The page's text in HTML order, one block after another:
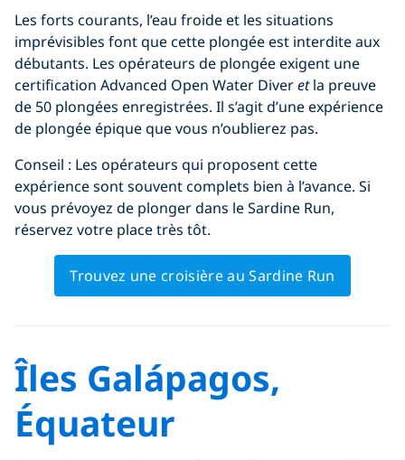
Les forts courants, l’eau froide et les situations
imprévisibles font que cette plongée est interdite aux
débutants. Les opérateurs de plongée exigent une
certification Advanced Open Water Diveretla preuve
de 50 plongées enregistrées. Il s’agit d’une expérience
de plongée épique que vous n’oublierez pas.
Conseil : Les opérateurs qui proposent cette
expérience sont souvent complets bien à l’avance. Si
vous prévoyez de plonger dans le Sardine Run,
réservez votre place très tôt.
Trouvez une croisière au Sardine Run
Îles Galápagos,
Équateur